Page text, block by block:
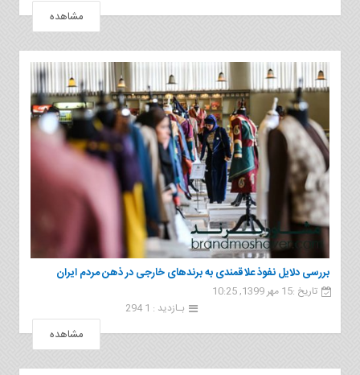
مشاهده
بررسی دلایل نفوذ علاقمندی به برندهای خارجی در ذهن مردم ایران
تاریخ :15 مهر 1399, 10:25
بـازدید : 1 294
مشاهده